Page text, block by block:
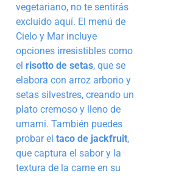
vegetariano, no te sentirás
excluido aquí. El menú de
Cielo y Mar incluye
opciones irresistibles como
el risotto de setas, que se
elabora con arroz arborio y
setas silvestres, creando un
plato cremoso y lleno de
umami. También puedes
probar el taco de jackfruit,
que captura el sabor y la
textura de la carne en su